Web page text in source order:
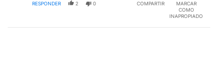
RESPONDER 2 0 COMPARTIR
MARCAR
COMO
INAPROPIADO